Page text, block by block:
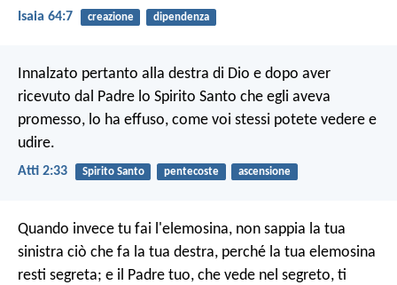
Isaia 64:7 creazione dipendenza
Innalzato pertanto alla destra di Dio e dopo aver
ricevuto dal Padre lo Spirito Santo che egli aveva
promesso, lo ha effuso, come voi stessi potete vedere e
udire.
Atti 2:33 Spirito Santo pentecoste ascensione
Quando invece tu fai l'elemosina, non sappia la tua
sinistra ciò che fa la tua destra, perché la tua elemosina
resti segreta; e il Padre tuo, che vede nel segreto, ti